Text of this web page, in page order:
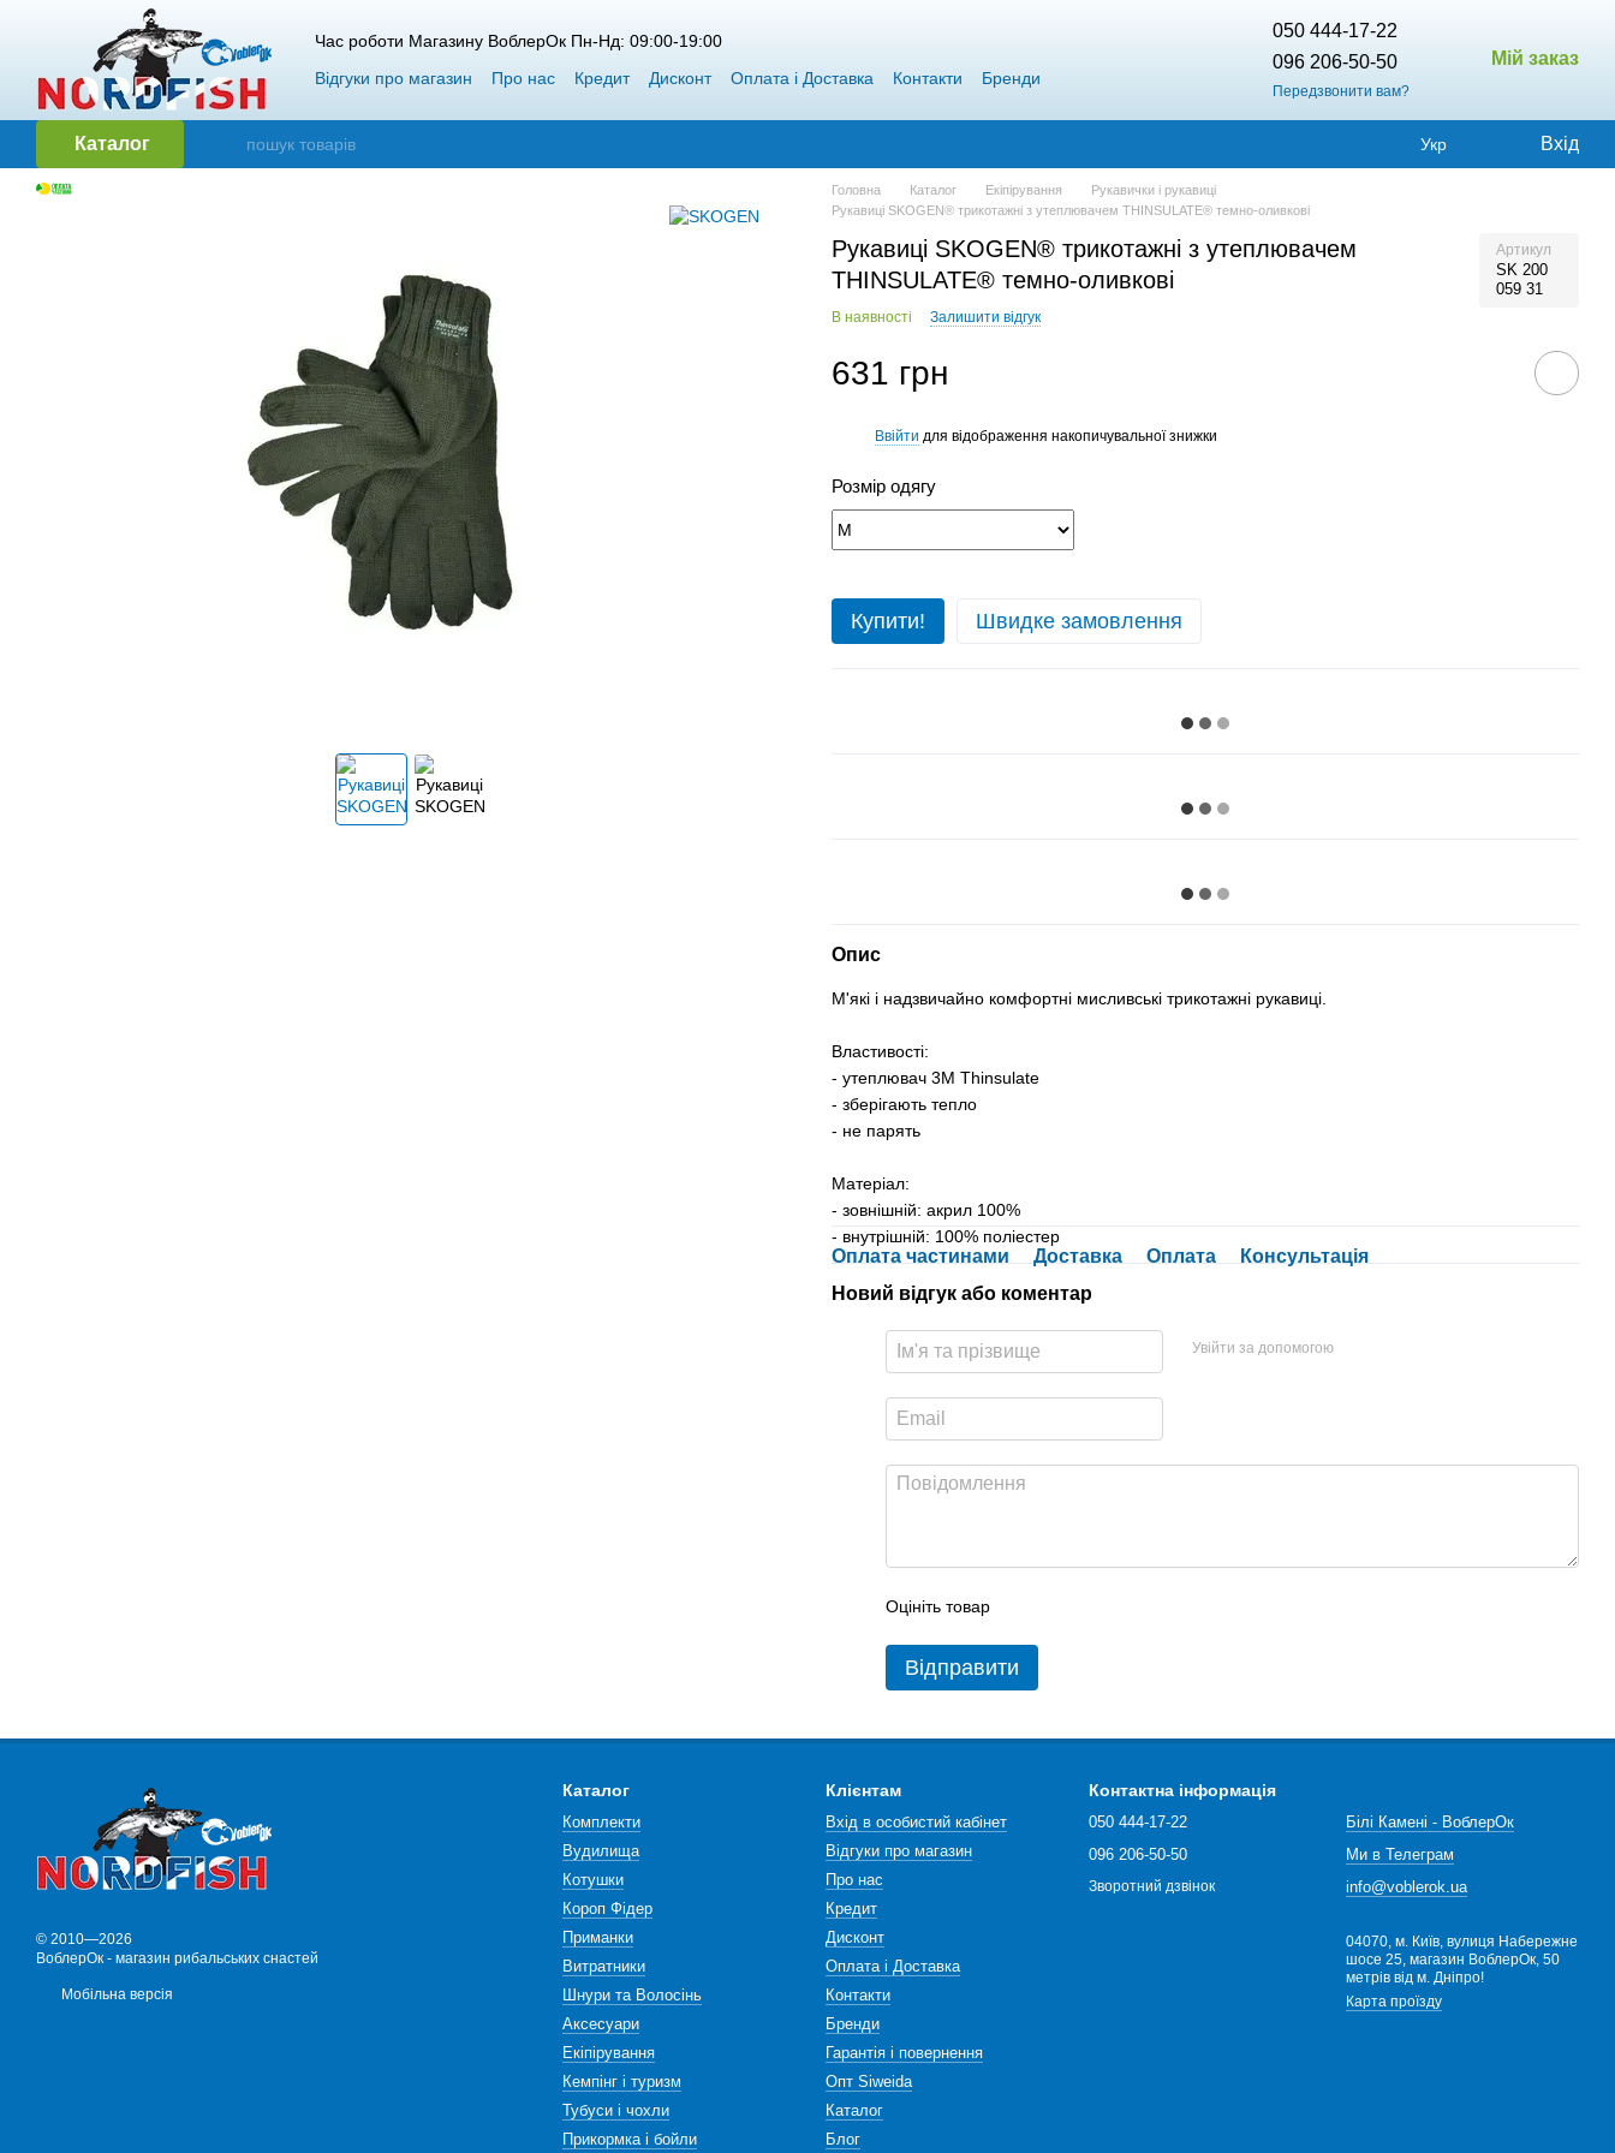
Перейти до основного контенту
Час роботи Магазину ВоблерОк Пн-Нд: 09:00-19:00
Відгуки про магазин
Про нас Кредит Дисконт Оплата і Доставка Контакти
Бренди
050 444-17-22
096 206-50-50
Передзвонити вам?
Мій заказ
Каталог Укр Вхід
Головна Каталог Екіпірування
Рукавички і рукавиці
Рукавиці SKOGEN® трикотажні з утеплювачем THINSULATE® темно-оливкові
Рукавиці SKOGEN® трикотажні з утеплювачем
THINSULATE® темно-оливкові
Артикул
SK 200
059 31
В наявності Залишити відгук
631 грн
Ввійти для відображення накопичувальної знижки
Розмір одягу
Купити! Швидке замовлення
Опис
М'які і надзвичайно комфортні мисливські трикотажні рукавиці.
Властивості:
- утеплювач 3M Thinsulate
- зберігають тепло
- не парять
Матеріал:
- зовнішній: акрил 100%
- внутрішній: 100% поліестер
Оплата частинами Доставка Оплата
Консультація
Новий відгук або коментар
Увійти за допомогою
Оцініть товар
Відправити
© 2010—2026
ВоблерОк - магазин рибальських снастей
Мобільна версія
Каталог
Комплекти
Вудилища
Котушки
Короп Фідер
Приманки
Витратники
Шнури та Волосінь
Аксесуари
Екіпірування
Кемпінг і туризм
Тубуси і чохли
Прикормка і бойли
Клієнтам
Вхід в особистий кабінет
Відгуки про магазин
Про нас
Кредит
Дисконт
Оплата і Доставка
Контакти
Бренди
Гарантія і повернення
Опт Siweida
Каталог
Блог
Контактна інформація
050 444-17-22
096 206-50-50
Зворотний дзвінок
Білі Камені - ВоблерОк
Ми в Телеграм
info@voblerok.ua
04070, м. Київ, вулиця Набережне
шосе 25, магазин ВоблерОк, 50
метрів від м. Дніпро!
Карта проїзду